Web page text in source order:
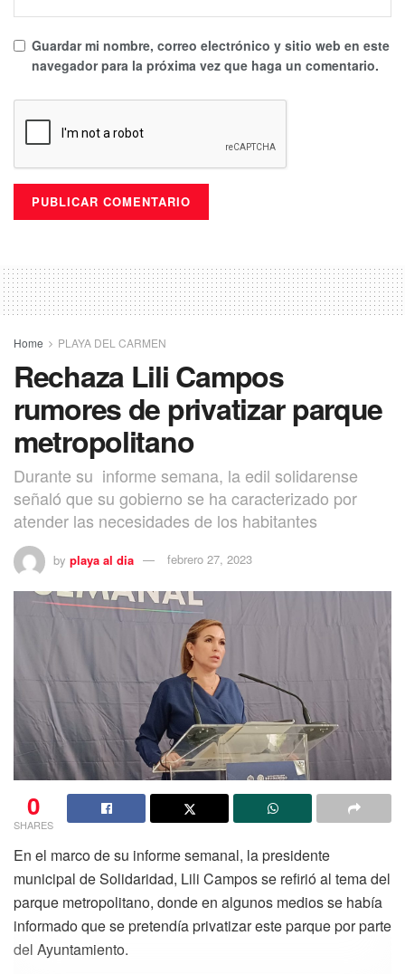
Guardar mi nombre, correo electrónico y sitio web en este
navegador para la próxima vez que haga un comentario.
Home PLAYA DEL CARMEN
Rechaza Lili Campos
rumores de privatizar parque
metropolitano
Durante su informe semana, la edil solidarense
señaló que su gobierno se ha caracterizado por
atender las necesidades de los habitantes
by playa al dia febrero 27, 2023
0
SHARES
En el marco de su informe semanal, la presidente
municipal de Solidaridad, Lili Campos se refirió al tema del
parque metropolitano, donde en algunos medios se había
informado que se pretendía privatizar este parque por parte
del Ayuntamiento.